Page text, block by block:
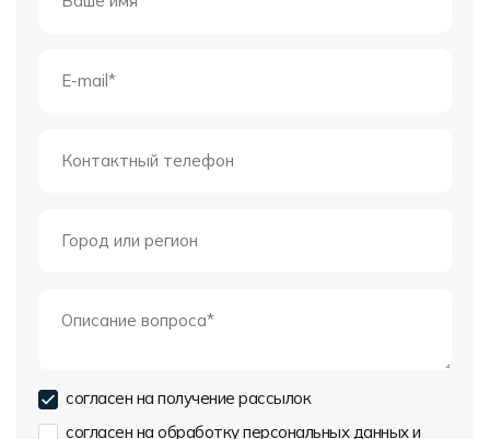
согласен на получение рассылок
согласен на обработку персональных данных и